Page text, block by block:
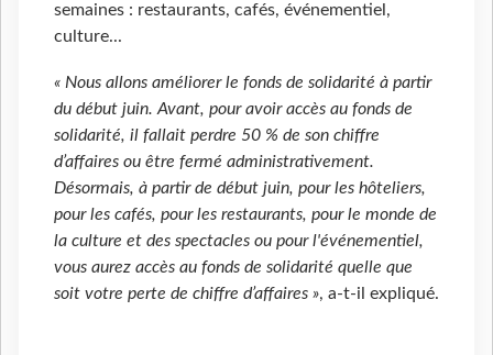
semaines : restaurants, cafés, événementiel,
culture...
« Nous allons améliorer le fonds de solidarité à partir
du début juin. Avant, pour avoir accès au fonds de
solidarité, il fallait perdre 50 % de son chiffre
d’affaires ou être fermé administrativement.
Désormais, à partir de début juin, pour les hôteliers,
pour les cafés, pour les restaurants, pour le monde de
la culture et des spectacles ou pour l'événementiel,
vous aurez accès au fonds de solidarité quelle que
soit votre perte de chiffre d’affaires », a-t-il expliqué.